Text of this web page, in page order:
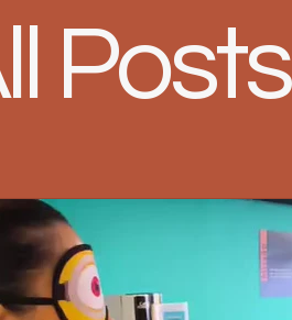
Posts